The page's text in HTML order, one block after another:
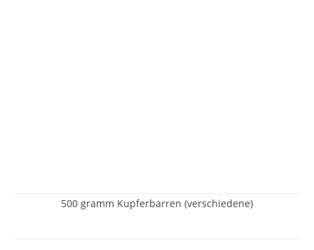
500 gramm Kupferbarren (verschiedene)